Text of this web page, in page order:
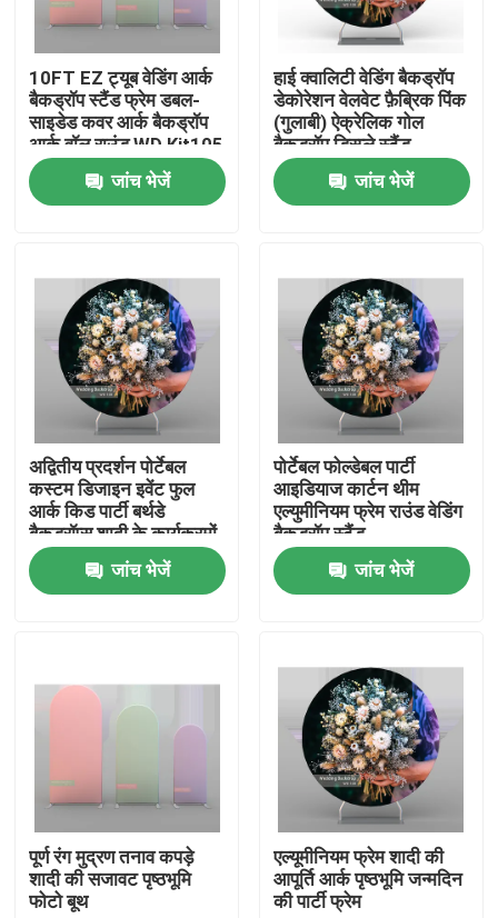
होम
उत्पाद
हमारे बारे में
फैक्टरी यात्रा
हमसे संपर्क करें
सभी मामलों
व्यापार शो प्रदर्शनी प्रदर्शन
10FT EZ ट्यूब वेडिंग आर्क
बैकड्रॉप स्टैंड फ्रेम डबल-
साइडेड कवर आर्क बैकड्रॉप
आर्क वॉल राउंड WD Kit105
जांच भेजें
हाई क्वालिटी वेडिंग बैकड्रॉप
डेकोरेशन वेलवेट फ़ैब्रिक पिंक
(गुलाबी) ऐक्रेलिक गोल
बैकड्रॉप डिस्प्ले स्टैंड
जांच भेजें
अद्वितीय प्रदर्शन पोर्टेबल
कस्टम डिजाइन इवेंट फुल
आर्क किड पार्टी बर्थडे
बैकड्रॉप्स शादी के कार्यक्रमों
के लिए फ्रेम खड़ा करता है
जांच भेजें
पोर्टेबल फोल्डेबल पार्टी
आइडियाज कार्टन थीम
एल्युमीनियम फ्रेम राउंड वेडिंग
बैकड्रॉप स्टैंड
जांच भेजें
पूर्ण रंग मुद्रण तनाव कपड़े
शादी की सजावट पृष्ठभूमि
फोटो बूथ
एल्यूमीनियम फ्रेम शादी की
आपूर्ति आर्क पृष्ठभूमि जन्मदिन
की पार्टी फ्रेम